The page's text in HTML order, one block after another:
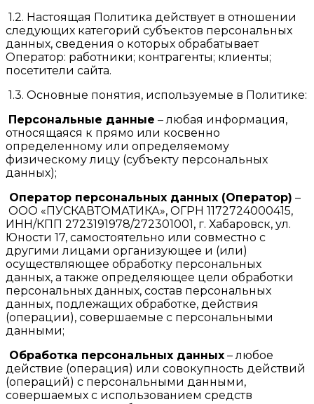
1.2. Настоящая Политика действует в отношении
следующих категорий субъектов персональных
данных, сведения о которых обрабатывает
Оператор: работники; контрагенты; клиенты;
посетители сайта.
1.3. Основные понятия, используемые в Политике:
Персональные данные – любая информация,
относящаяся к прямо или косвенно
определенному или определяемому
физическому лицу (субъекту персональных
данных);
Оператор персональных данных (Оператор) –
ООО «ПУСКАВТОМАТИКА», ОГРН 1172724000415,
ИНН/КПП 2723191978/272301001, г. Хабаровск, ул.
Юности 17, самостоятельно или совместно с
другими лицами организующее и (или)
осуществляющее обработку персональных
данных, а также определяющее цели обработки
персональных данных, состав персональных
данных, подлежащих обработке, действия
(операции), совершаемые с персональными
данными;
Обработка персональных данных – любое
действие (операция) или совокупность действий
(операций) с персональными данными,
совершаемых с использованием средств